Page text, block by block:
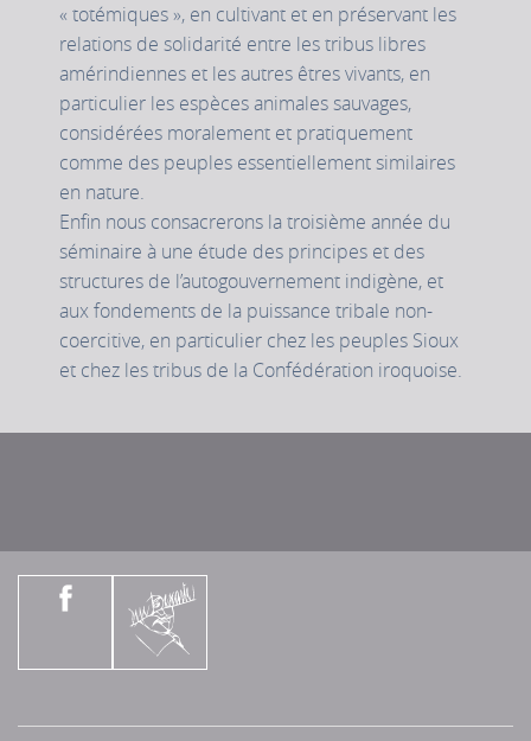
« totémiques », en cultivant et en préservant les
relations de solidarité entre les tribus libres
amérindiennes et les autres êtres vivants, en
particulier les espèces animales sauvages,
considérées moralement et pratiquement
comme des peuples essentiellement similaires
en nature.
Enfin nous consacrerons la troisième année du
séminaire à une étude des principes et des
structures de l’autogouvernement indigène, et
aux fondements de la puissance tribale non-
coercitive, en particulier chez les peuples Sioux
et chez les tribus de la Confédération iroquoise.